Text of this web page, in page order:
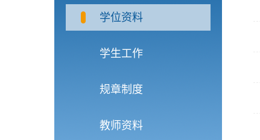
学位资料
学生工作
规章制度
教师资料